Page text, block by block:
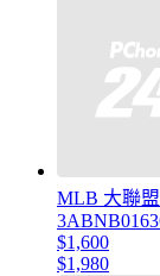
MLB 大聯
$1,600
$1,980